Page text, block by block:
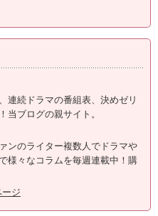
連続ドラマの番組表、決めゼリ
当ブログの親サイト。
ンのライター複数人でドラマや
様々なコラムを毎週連載中！購
ジ